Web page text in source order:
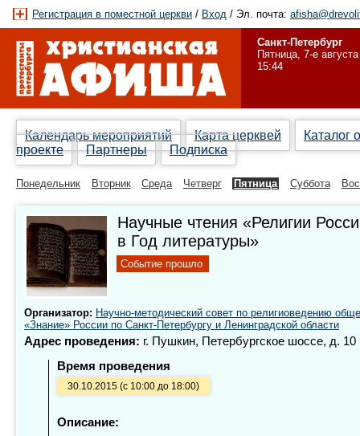
Регистрация в поместной церкви / Вход / Эл. почта:
Санкт-Петербург
Пятница, 7-е августа
15:44
Календарь мероприятий Карта церквей
Каталог
проекте
Партнеры Подписка
Понедельник Вторник Среда Четверг Пятница Суббота
Научные чтения «Религии
в Год литературы»
Событие прошло
Организатор: Научно-методический совет по религиоведению
«Знание» России по Санкт-Петербургу и Ленинградской области
Адрес проведения: г. Пушкин, Петербургское шоссе, д. 10
Время проведения
30.10.2015 (с 10:00 до 18:00)
Описание: